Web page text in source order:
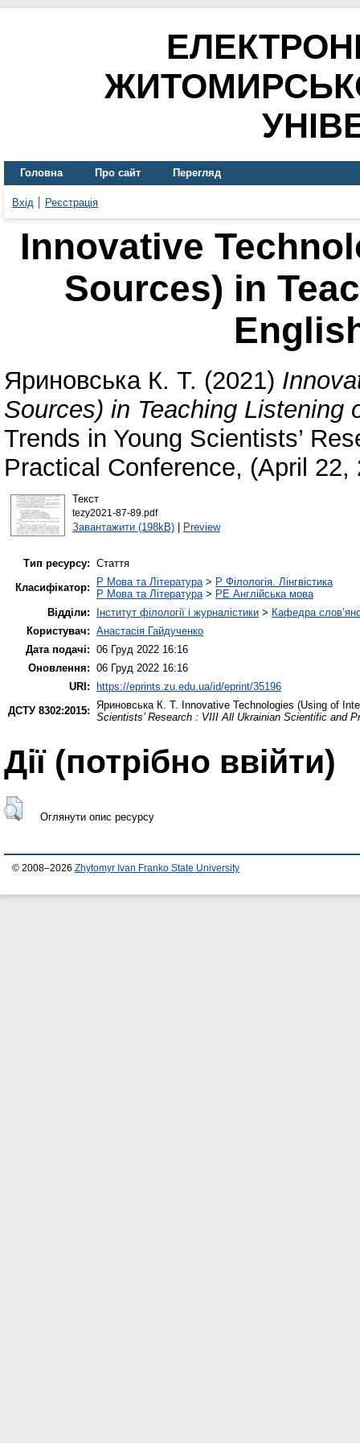
Головна Про сайт Перегляд
Вхід Реєстрація
Innovative
Sources) in
Яриновська К. Т. (2021)
Sources) in Teaching Listening
Trends in Young Scientists’
Practical Conference, (April 22,
Текст
tezy2021-87-89.pdf
Завантажити (198kB)| Preview
Тип ресурсу: Стаття
Класифікатор:
P Мова та Література> P Філологія. Лінгвістика
P Мова та Література> PE Англійська мова
Відділи:
Інститут філології і журналістики > Кафедра
Користувач: Анастасія Гайдученко
Дата подачі: 06 Груд 2022 16:16
Оновлення: 06 Груд 2022 16:16
URI:
https://eprints.zu.edu.ua/id/eprint/35196
ДСТУ 8302:2015: Яриновська К. Т. Innovative Technologies (Using of
Scientists’ Research : VIII All Ukrainian Scientific and
Дії ​​(потрібно ввійти)
Оглянути опис ресурсу
© 2008–2026 Zhytomyr Ivan Franko State University